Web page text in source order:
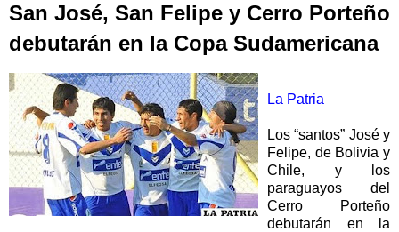
San José, San Felipe y Cerro Porteño
debutarán en la Copa Sudamericana
La Patria
Los “santos” José y
Felipe, de Bolivia y
Chile, y los
paraguayos del
Cerro Porteño
debutarán en la